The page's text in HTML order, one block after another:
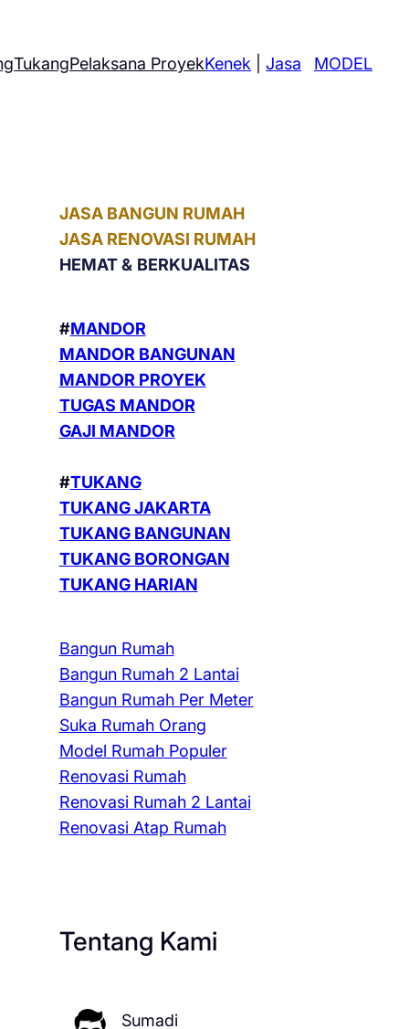
TukangPelaksana ProyekKenek |Jasa MODEL
JASA BANGUN RUMAH
JASA RENOVASI RUMAH
HEMAT & BERKUALITAS
#MANDOR
MANDOR BANGUNAN
MANDOR PROYEK
TUGAS MANDOR
GAJI MANDOR
#TUKANG
TUKANG JAKARTA
TUKANG BANGUNAN
TUKANG BORONGAN
TUKANG HARIAN
Bangun Rumah
Bangun Rumah 2 Lantai
Bangun Rumah Per Meter
Suka Rumah Orang
Model Rumah Populer
Renovasi Rumah
Renovasi Rumah 2 Lantai
Renovasi Atap Rumah
Tentang Kami
Sumadi